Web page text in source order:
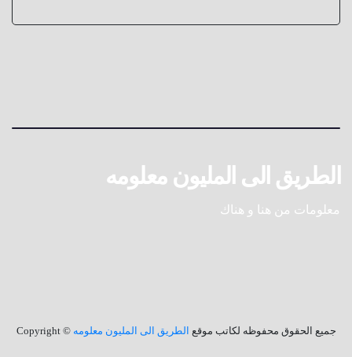
الطريق الى المليون معلومه
معلومات من هنا و هناك
جميع الحقوق محفوظه لكاتب موقع الطريق الى المليون معلومه © Copyright